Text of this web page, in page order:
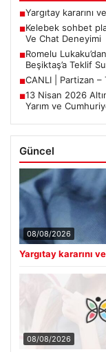
■Yargıtay kararını
■Kelebek sohbet
Ve Chat Deneyimi
■Romelu
Beşiktaş’a Teklif
■CANLI | Partizan –
■13 Nisan 2026
Yarım ve
Güncel
08/08/2026
Yargıtay kararını
08/08/2026